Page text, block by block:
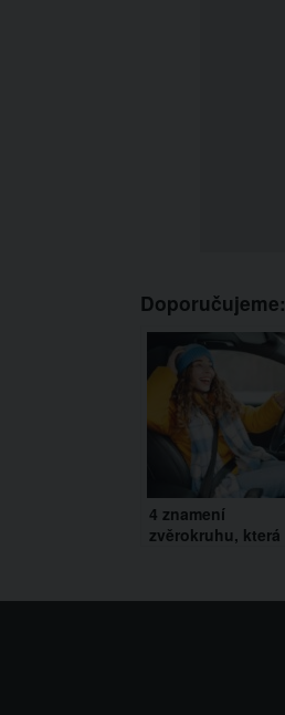
Doporučujeme:
4 znamení
zvěrokruhu, která
2025